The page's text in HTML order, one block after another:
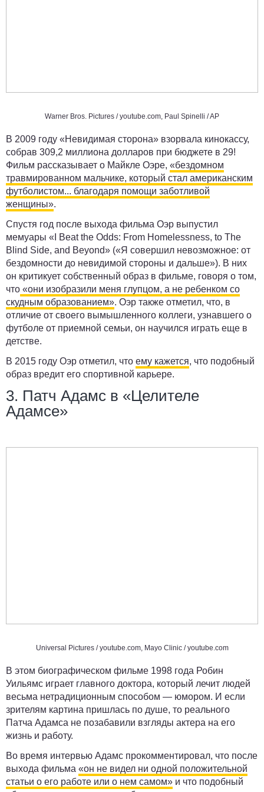
Warner Bros. Pictures /youtube.com, Paul Spinelli / AP
В 2009 году «Невидимая сторона» взорвала кинокассу,
собрав 309,2 миллиона долларов при бюджете в 29!
Фильм рассказывает о Майкле Оэре, «бездомном
травмированном мальчике, который стал американским
футболистом... благодаря помощи заботливой
женщины».
Спустя год после выхода фильма Оэр выпустил
мемуары «I Beat the Odds: From Homelessness, to The
Blind Side, and Beyond» («Я совершил невозможное: от
бездомности до невидимой стороны и дальше»). В них
он критикует собственный образ в фильме, говоря о том,
что «они изобразили меня глупцом, а не ребенком со
скудным образованием». Оэр также отметил, что, в
отличие от своего вымышленного коллеги, узнавшего о
футболе от приемной семьи, он научился играть еще в
детстве.
В 2015 году Оэр отметил, что ему кажется, что подобный
образ вредит его спортивной карьере.
3. Патч Адамс в «Целителе
Адамсе»
Universal Pictures /youtube.com, Mayo Clinic /youtube.com
В этом биографическом фильме 1998 года Робин
Уильямс играет главного доктора, который лечит людей
весьма нетрадиционным способом — юмором. И если
зрителям картина пришлась по душе, то реального
Патча Адамса не позабавили взгляды актера на его
жизнь и работу.
Во время интервью Адамс прокомментировал, что после
выхода фильма «он не видел ни одной положительной
статьи о его работе или о нем самом» и что подобный